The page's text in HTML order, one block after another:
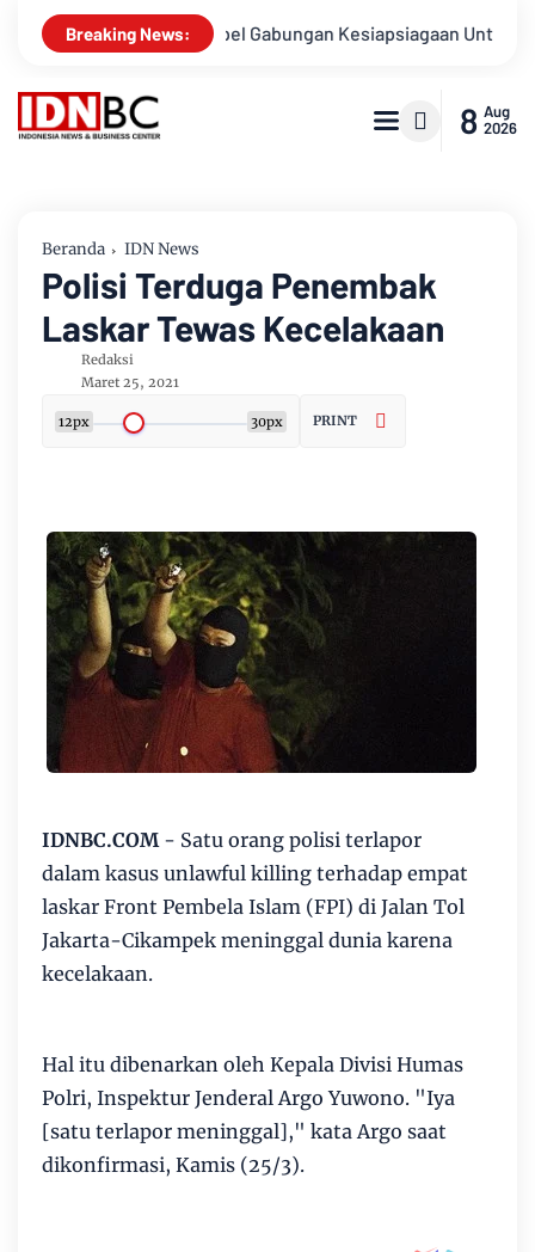
Breaking News:
Apel Gabungan Kesiapsiagaan Untuk Menanggulangi
8 Aug
2026
Beranda IDN News
Polisi Terduga Penembak
Laskar Tewas Kecelakaan
Redaksi
Maret 25, 2021
12px 30px PRINT
IDNBC.COM- Satu orang polisi terlapor
dalam kasus unlawful killing terhadap empat
laskar Front Pembela Islam (FPI) di Jalan Tol
Jakarta-Cikampek meninggal dunia karena
kecelakaan.
Hal itu dibenarkan oleh Kepala Divisi Humas
Polri, Inspektur Jenderal Argo Yuwono. "Iya
[satu terlapor meninggal]," kata Argo saat
dikonfirmasi, Kamis (25/3).